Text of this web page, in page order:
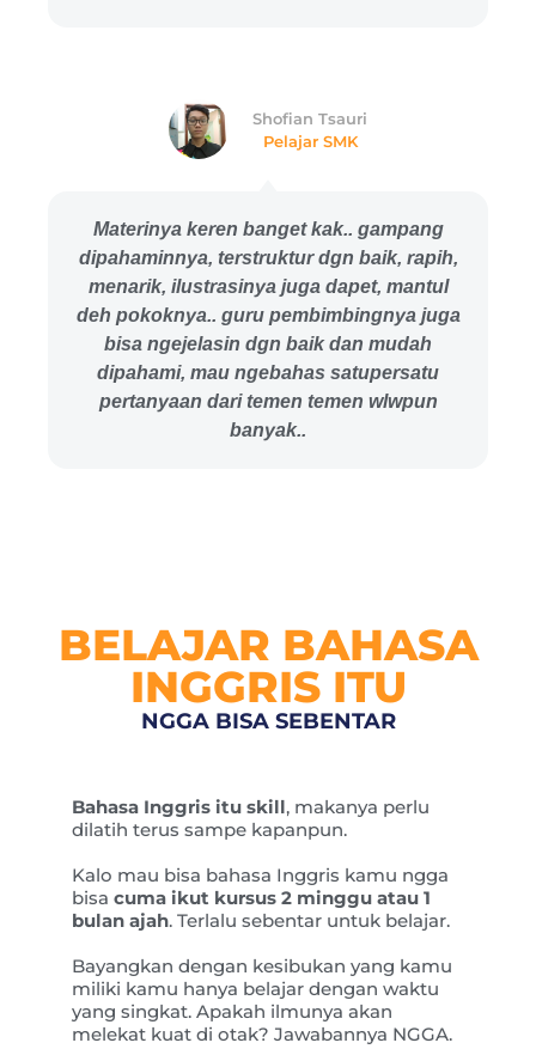
Materinya keren banget kak.. gampang
dipahaminnya, terstruktur dgn baik, rapih,
menarik, ilustrasinya juga dapet, mantul
deh pokoknya.. guru pembimbingnya juga
bisa ngejelasin dgn baik dan mudah
dipahami, mau ngebahas satupersatu
pertanyaan dari temen temen wlwpun
banyak..
Shofian Tsauri
Pelajar SMK
BELAJAR BAHASA
INGGRIS ITU
NGGA BISA SEBENTAR
Bahasa Inggris itu skill, makanya perlu
dilatih terus sampe kapanpun.
Kalo mau bisa bahasa Inggris kamu ngga
bisa cuma ikut kursus 2 minggu atau 1
bulan ajah. Terlalu sebentar untuk belajar.
Bayangkan dengan kesibukan yang kamu
miliki kamu hanya belajar dengan waktu
yang singkat. Apakah ilmunya akan
melekat kuat di otak? Jawabannya NGGA.